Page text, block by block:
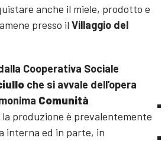
anche il miele, prodotto e
presso il Villaggio del
Cooperativa Sociale
che si avvale dell’opera
Comunità
produzione è prevalentemente
interna ed in parte, in